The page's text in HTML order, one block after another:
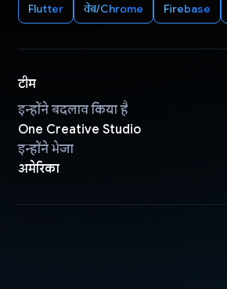
Flutter वेब/Chrome Firebase
टीम
इन्होंने बदलाव किया है
One Creative Studio
इन्होंने भेजा
अमेरिका